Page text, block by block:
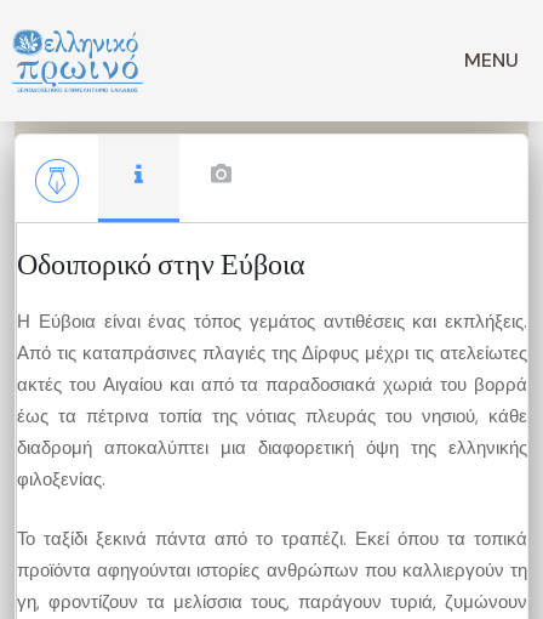
σε
περιεχόμενο
MENU
Οδοιπορικό στην Εύβοια
Η Εύβοια είναι ένας τόπος γεμάτος αντιθέσεις και εκπλήξεις.
Από τις καταπράσινες πλαγιές της Δίρφυς μέχρι τις ατελείωτες
ακτές του Αιγαίου και από τα παραδοσιακά χωριά του βορρά
έως τα πέτρινα τοπία της νότιας πλευράς του νησιού, κάθε
διαδρομή αποκαλύπτει μια διαφορετική όψη της ελληνικής
φιλοξενίας.
Το ταξίδι ξεκινά πάντα από το τραπέζι. Εκεί όπου τα τοπικά
προϊόντα αφηγούνται ιστορίες ανθρώπων που καλλιεργούν τη
γη, φροντίζουν τα μελίσσια τους, παράγουν τυριά, ζυμώνουν